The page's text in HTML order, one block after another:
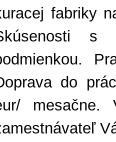
fabriky
s
do